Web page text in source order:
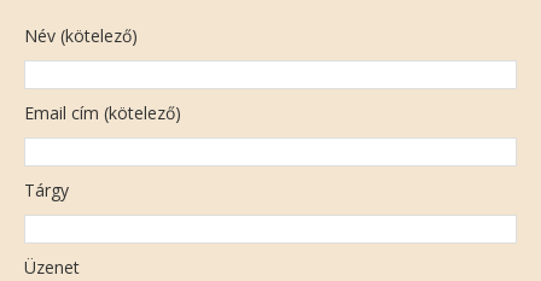
Név (kötelező)
Email cím (kötelező)
Tárgy
Üzenet